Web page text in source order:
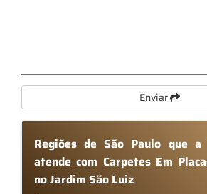
Enviar
Regiões de São Paulo que
atende com Carpetes Em
no Jardim São Luiz